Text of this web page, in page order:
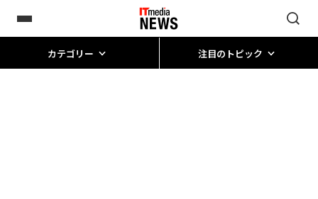
カテゴリー 注目のトピック